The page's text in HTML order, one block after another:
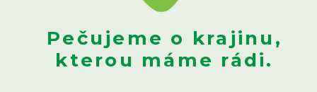
Pečujeme o krajinu,
kterou máme rádi.